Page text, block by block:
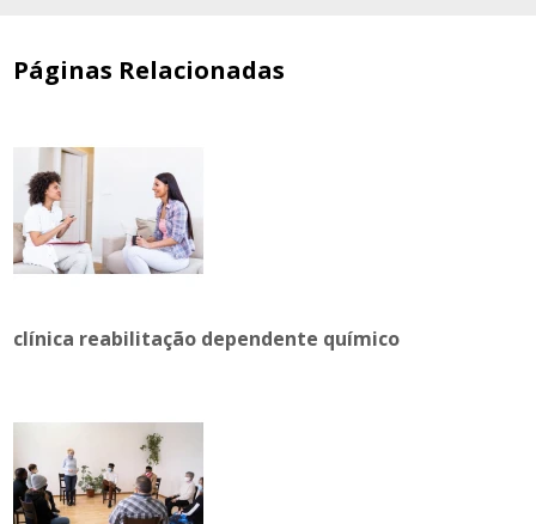
Páginas Relacionadas
clínica reabilitação dependente químico